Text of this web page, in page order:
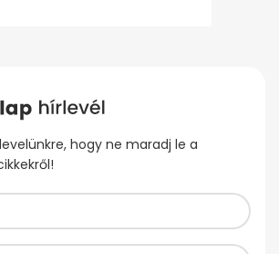
hogy ne maradj le a